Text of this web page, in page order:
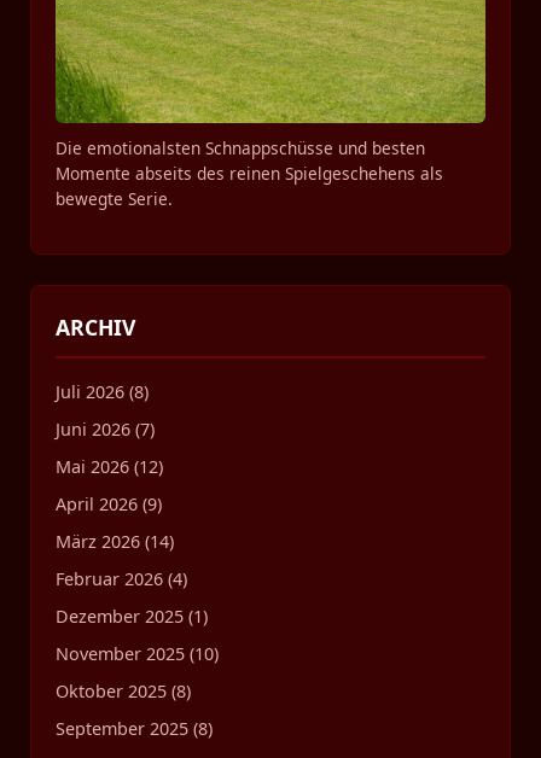
Die emotionalsten Schnappschüsse und besten
Momente abseits des reinen Spielgeschehens als
bewegte Serie.
ARCHIV
Juli 2026 (8)
Juni 2026 (7)
Mai 2026 (12)
April 2026 (9)
März 2026 (14)
Februar 2026 (4)
Dezember 2025 (1)
November 2025 (10)
Oktober 2025 (8)
September 2025 (8)